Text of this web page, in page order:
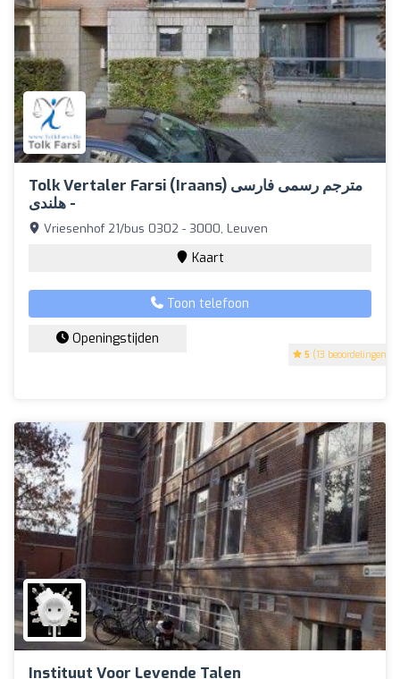
Tolk Vertaler Farsi (Iraans) مترجم رسمی فارسی
- هلندی
5 (13 beoordelingen)
Vriesenhof 21/bus 0302 - 3000, Leuven
Kaart
Toon telefoon
Openingstijden
Instituut Voor Levende Talen